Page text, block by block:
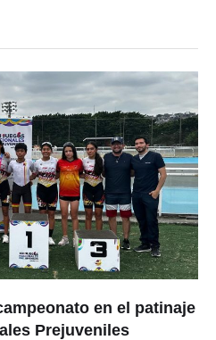
en el patinaje
Prejuveniles